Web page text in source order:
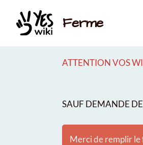
Aller au contenu principal
Ferme
ATTENTION VOS
SAUF DEMANDE
Merci de remplir le